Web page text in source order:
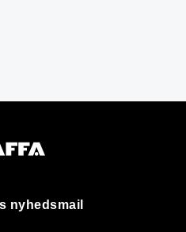
nyhedsmail